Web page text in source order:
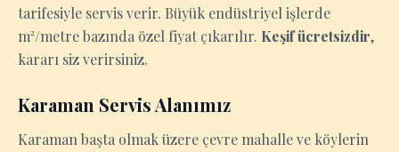
tarifesiyle servis verir. Büyük endüstriyel işlerde
m²/metre bazında özel fiyat çıkarılır. Keşif ücretsizdir,
kararı siz verirsiniz.
Karaman Servis Alanımız
Karaman başta olmak üzere çevre mahalle ve köylerin